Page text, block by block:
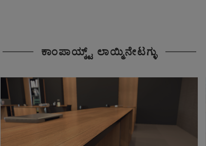
ಕಾಂಪಾಯ್ಕ್ಟ್ ಲಾಯ್ಮಿನೇಟಗ್ಳು